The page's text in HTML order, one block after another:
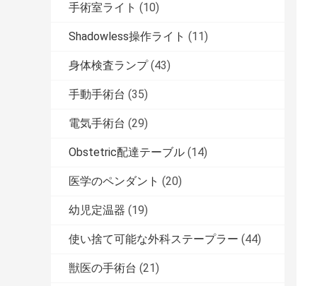
手術室ライト (10)
Shadowless操作ライト (11)
身体検査ランプ (43)
手動手術台 (35)
電気手術台 (29)
Obstetric配達テーブル (14)
医学のペンダント (20)
幼児定温器 (19)
使い捨て可能な外科ステープラー (44)
獣医の手術台 (21)